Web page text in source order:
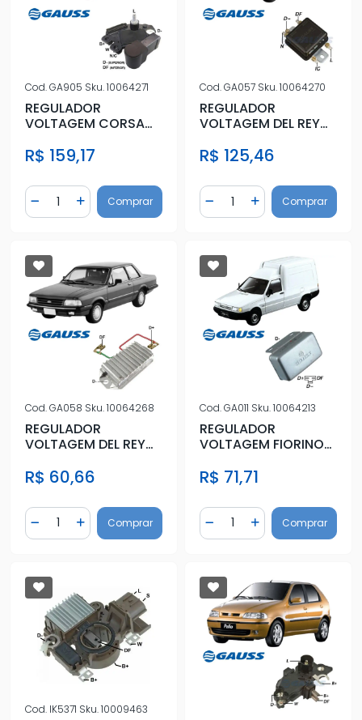
Cod.GA905 Sku.10064271
REGULADOR
VOLTAGEM CORSA
R$ 159,17
Diminuir Quantidade
Quantidade
Adicionar Quantidade
Comprar
Cod.GA057 Sku.10064270
REGULADOR
VOLTAGEM DEL REY
R$ 125,46
Diminuir Quantidade
Quantidade
AdicionarComprar
Cod.GA058 Sku.10064268
REGULADOR
VOLTAGEM DEL REY
R$ 60,66
Diminuir Quantidade
Quantidade
Adicionar Quantidade
Comprar
Cod.GA011 Sku.10064213
REGULADOR
VOLTAGEM FIORINO
R$ 71,71
Diminuir Quantidade
Quantidade
AdicionarComprar
Cod. IK5371 Sku.10009463